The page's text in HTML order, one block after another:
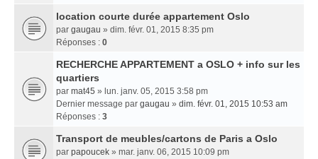
location courte durée appartement Oslo
par gaugau » dim. févr. 01, 2015 8:35 pm
Réponses : 0
RECHERCHE APPARTEMENT a OSLO + info sur les
quartiers
par mat45 » lun. janv. 05, 2015 3:58 pm
Dernier message par gaugau » dim. févr. 01, 2015 10:53 am
Réponses : 3
Transport de meubles/cartons de Paris a Oslo
par papoucek » mar. janv. 06, 2015 10:09 pm